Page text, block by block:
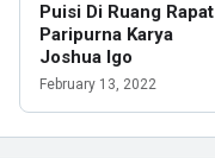
Puisi Di Ruang Rapat
Paripurna Karya
Joshua Igo
February 13, 2022